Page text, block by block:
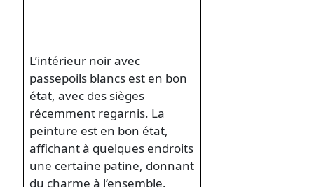
L’intérieur noir avec
passepoils blancs est en bon
état, avec des sièges
récemment regarnis. La
peinture est en bon état,
affichant à quelques endroits
une certaine patine, donnant
du charme à l’ensemble.